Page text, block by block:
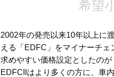
希望
2002年の発売以来10年以上に
える「EDFC」をマイナーチ
求めやすい価格設定としたのが
EDFCIIはより多くの方に、車